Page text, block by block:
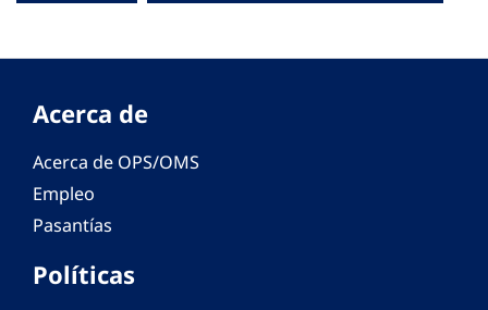
Acerca de
Acerca de OPS/OMS
Empleo
Pasantías
Políticas